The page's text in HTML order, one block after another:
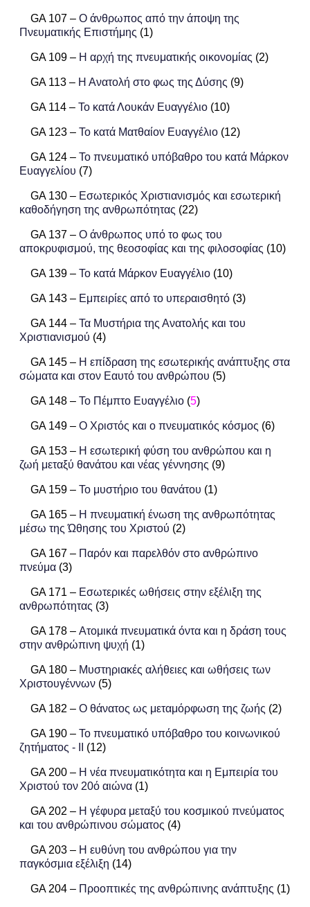
GA 107 – Ο άνθρωπος από την άποψη της
Πνευματικής Επιστήμης (1)
GA 109 – Η αρχή της πνευματικής οικονομίας (2)
GA 113 – Η Ανατολή στο φως της Δύσης (9)
GA 114 – Το κατά Λουκάν Ευαγγέλιο (10)
GA 123 – Το κατά Ματθαίον Ευαγγέλιο (12)
GA 124 – Το πνευματικό υπόβαθρο του κατά Μάρκον
Ευαγγελίου (7)
GA 130 – Εσωτερικός Χριστιανισμός και εσωτερική
καθοδήγηση της ανθρωπότητας (22)
GA 137 – Ο άνθρωπος υπό το φως του
αποκρυφισμού, της θεοσοφίας και της φιλοσοφίας (10)
GA 139 – Το κατά Μάρκον Ευαγγέλιο (10)
GA 143 – Εμπειρίες από το υπεραισθητό (3)
GA 144 – Τα Μυστήρια της Ανατολής και του
Χριστιανισμού (4)
GA 145 – Η επίδραση της εσωτερικής ανάπτυξης στα
σώματα και στον Εαυτό του ανθρώπου (5)
GA 148 – Το Πέμπτο Ευαγγέλιο (5)
GA 149 – Ο Χριστός και ο πνευματικός κόσμος (6)
GA 153 – Η εσωτερική φύση του ανθρώπου και η
ζωή μεταξύ θανάτου και νέας γέννησης (9)
GA 159 – Το μυστήριο του θανάτου (1)
GA 165 – Η πνευματική ένωση της ανθρωπότητας
μέσω της Ώθησης του Χριστού (2)
GA 167 – Παρόν και παρελθόν στο ανθρώπινο
πνεύμα (3)
GA 171 – Εσωτερικές ωθήσεις στην εξέλιξη της
ανθρωπότητας (3)
GA 178 – Ατομικά πνευματικά όντα και η δράση τους
στην ανθρώπινη ψυχή (1)
GA 180 – Μυστηριακές αλήθειες και ωθήσεις των
Χριστουγέννων (5)
GA 182 – Ο θάνατος ως μεταμόρφωση της ζωής (2)
GA 190 – Το πνευματικό υπόβαθρο του κοινωνικού
ζητήματος - II
(12)
GA 200 – Η νέα πνευματικότητα και η Εμπειρία του
Χριστού τον 20ό αιώνα (1)
GA 202 – Η γέφυρα μεταξύ του κοσμικού πνεύματος
και του ανθρώπινου σώματος (4)
GA 203 – Η ευθύνη του ανθρώπου για την
παγκόσμια εξέλιξη (14)
GA 204 – Προοπτικές της ανθρώπινης ανάπτυξης (1)